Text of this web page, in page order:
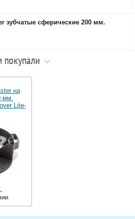
зубчатые сферические 200 мм.
покупали
на
мм.
Lite-